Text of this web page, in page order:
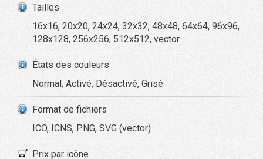
Tailles
16x16, 20x20, 24x24, 32x32, 48x48, 64x64, 96x96,
128x128, 256x256, 512x512, vector
États des couleurs
Normal, Activé, Désactivé, Grisé
Format de fichiers
ICO, ICNS, PNG, SVG (vector)
Prix par icône